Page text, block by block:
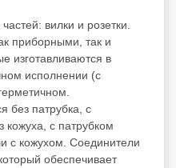
вилки и розетки.
приборными, так и
изготавливаются в
исполнении (с
без патрубка, с
кожуха, с патрубком
с кожухом. Соединители
обеспечивает